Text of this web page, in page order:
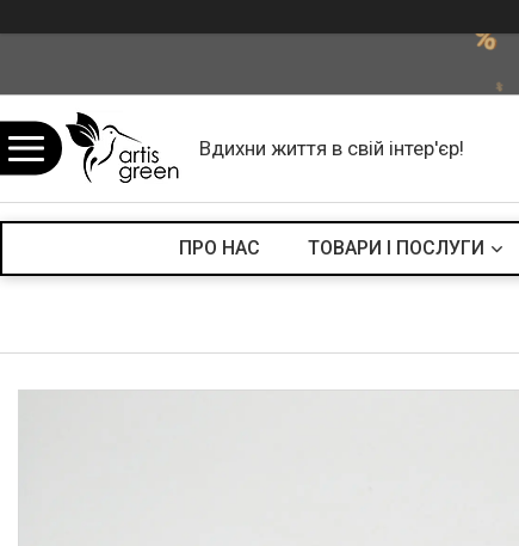
Вдихни життя в свій інтер'єр!
ПРО НАС ТОВАРИ І ПОСЛУГИ